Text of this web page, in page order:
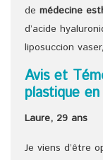
de médecine
d’acide
liposuccion
Avis et
plastique
Laure, 29 ans
Je viens d’être